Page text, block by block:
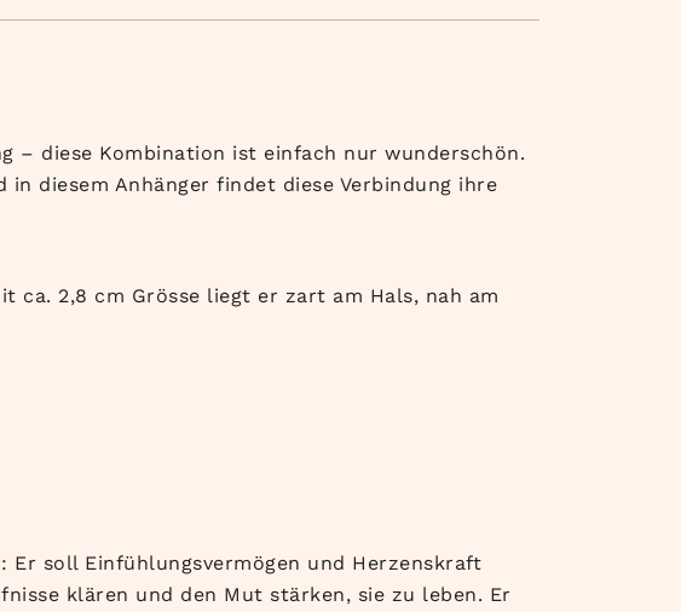
– diese Kombination ist einfach nur wunderschön.
diesem Anhänger findet diese Verbindung ihre
ca. 2,8 cm Grösse liegt er zart am Hals, nah am
soll Einfühlungsvermögen und Herzenskraft
klären und den Mut stärken, sie zu leben. Er